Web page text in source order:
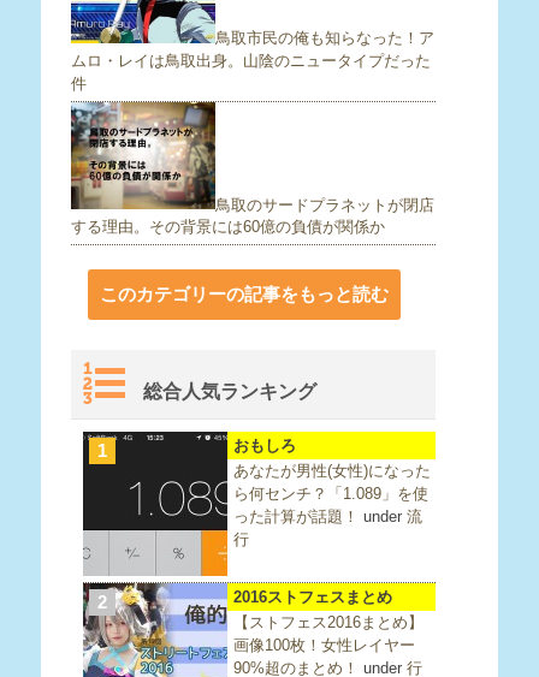
鳥取市民の俺も知らなった！ア
ムロ・レイは鳥取出身。山陰のニュータイプだった
件
鳥取のサードプラネットが閉店
する理由。その背景には60億の負債が関係か
このカテゴリーの記事をもっと読む
総合人気ランキング
1
おもしろ
あなたが男性(女性)になった
ら何センチ？「1.089」を使
った計算が話題！ under 流
行
2
2016ストフェスまとめ
【ストフェス2016まとめ】
画像100枚！女性レイヤー
90%超のまとめ！ under 行